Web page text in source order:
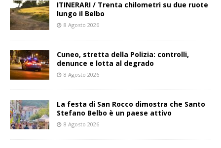
ITINERARI / Trenta chilometri su due ruote
lungo il Belbo
8 Agosto 2026
Cuneo, stretta della Polizia: controlli,
denunce e lotta al degrado
8 Agosto 2026
La festa di San Rocco dimostra che Santo
Stefano Belbo è un paese attivo
8 Agosto 2026